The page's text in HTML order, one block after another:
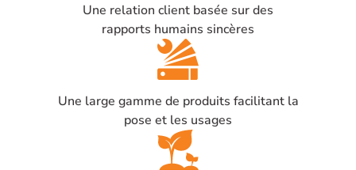
Une relation client basée sur des
rapports humains sincères
Une large gamme de produits facilitant la
pose et les usages